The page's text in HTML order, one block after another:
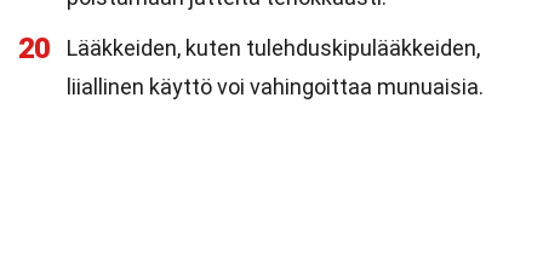
20
Lääkkeiden, kuten tulehduskipulääkkeiden,
liiallinen käyttö voi vahingoittaa munuaisia.